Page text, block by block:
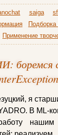
saiga
Подборка
Применение
боремся
я
В ML-